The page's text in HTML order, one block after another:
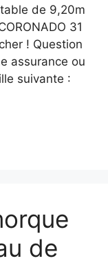
de 9,20m
31
! Question
assurance ou
suivante :
de